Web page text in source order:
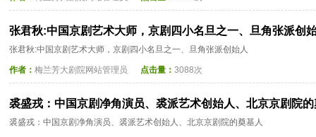
张君秋:中国京剧艺术大师，京剧四小名旦之一、旦角张派创
张君秋:中国京剧艺术大师，京剧四小名旦之一、旦角张派创始人
作者： 梅兰芳大剧院网站管理员 点击量： 3088次
裘盛戎：中国京剧净角演员、裘派艺术创始人、北京京剧院
裘盛戎：中国京剧净角演员、裘派艺术创始人、北京京剧院的奠基人